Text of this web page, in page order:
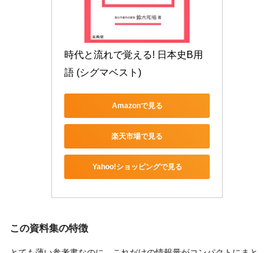
時代と流れで覚える! 日本史B用
語 (シグマベスト)
Amazonで見る
楽天市場で見る
Yahoo!ショッピングで見る
この資料集の特徴